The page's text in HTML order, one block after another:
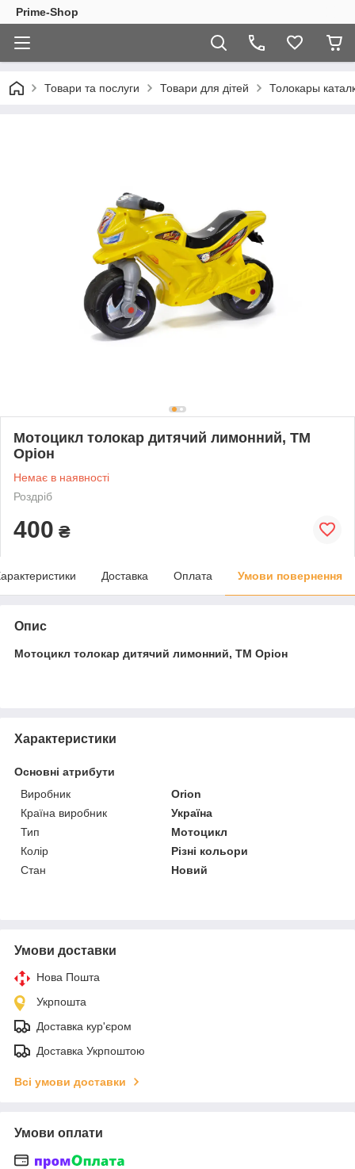
Prime-Shop
Товари та послуги Товари для дітей Толокары
Мотоцикл толокар дитячий лимонний, ТМ
Оріон
Немає в наявності
Роздріб
400 ₴
Доставка Оплата Умови повернення
Опис
Мотоцикл толокар дитячий лимонний, ТМ Оріон
Характеристики
Основні атрибути
Виробник
Orion
Країна виробник
Україна
Тип
Мотоцикл
Колір
Різні кольори
Стан
Новий
Умови доставки
Нова Пошта
Укрпошта
Доставка кур'єром
Доставка Укрпоштою
Всі умови доставки
Умови оплати